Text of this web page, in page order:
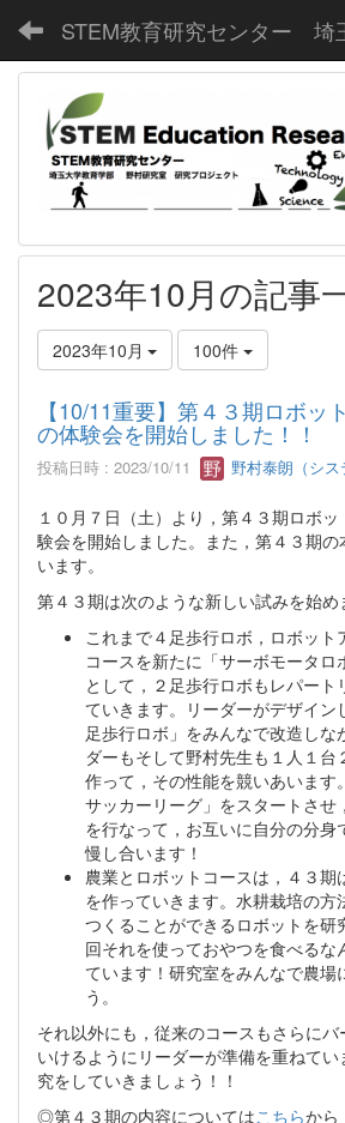
2023年10月の記事
2023年10月 100件
【10/11重要】第４３期ロボッ
の体験会を開始しました！！
投稿日時 : 2023/10/11 野村泰朗（シス
１０月７日（土）より，第４３期ロボ
験会を開始しました。また，第４３期
います。
第４３期は次のような新しい試みを始め
これまで４足歩行ロボ，ロボット
コースを新たに「サーボモータロ
として，２足歩行ロボもレパート
ていきます。リーダーがデザイン
足歩行ロボ」をみんなで改造しな
ダーもそして野村先生も１人１台
作って，その性能を競いあいます
サッカーリーグ」をスタートさせ
を行なって，お互いに自分の分身
慢し合います！
農業とロボットコースは，４３期
を作っていきます。水耕栽培の方
つくることができるロボットを研
回それを使っておやつを食べるな
ています！研究室をみんなで農場
う。
それ以外にも，従来のコースもさらに
いけるようにリーダーが準備を重ねて
究をしていきましょう！！
◎第４３期の内容についてはこちらから